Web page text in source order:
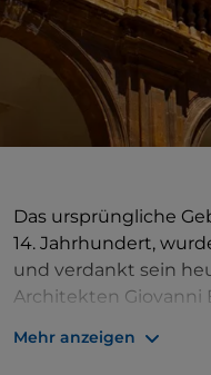
Das ursprüngliche
14. Jahrhundert,
und verdankt sein
Architekten Giovanni
großen
Mehr anzeigen